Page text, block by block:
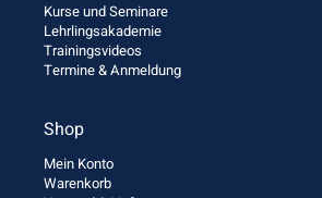
Kurse und Seminare
Lehrlingsakademie
Trainingsvideos
Termine & Anmeldung
Shop
Mein Konto
Warenkorb